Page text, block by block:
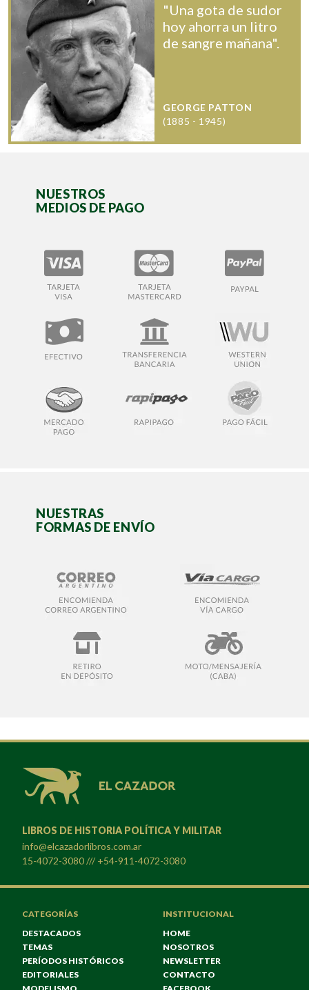
"Una gota de sudor
hoy ahorra un litro
de sangre mañana".
GEORGE PATTON
(1885 - 1945)
NUESTROS
MEDIOS DE PAGO
NUESTRAS
FORMAS DE ENVÍO
LIBROS DE HISTORIA POLÍTICA Y MILITAR
info@elcazadorlibros.com.ar
15-4072-3080 /// +54-911-4072-3080
CATEGORÍAS
DESTACADOS
TEMAS
PERÍODOS HISTÓRICOS
EDITORIALES
INSTITUCIONAL
HOME
NOSOTROS
NEWSLETTER
CONTACTO